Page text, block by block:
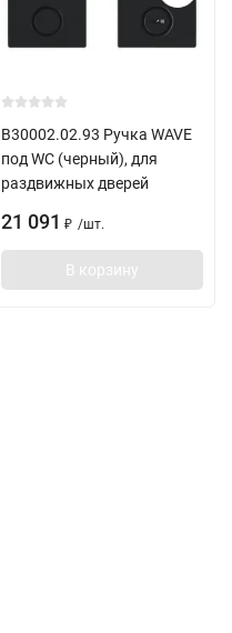
B30002.02.93 Ручка WAVE
под WC (черный), для
раздвижных дверей
21 091 ₽ /шт.
В корзину